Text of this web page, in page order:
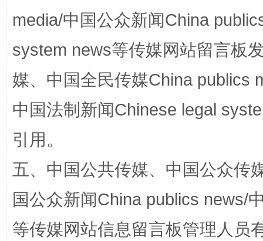
国家大学科技园优化重塑工作
扯下公款旅游的“隐身衣” 如何以
media/中国公众新闻China
system news等传媒网站留言板
媒、中国全民传媒China publics
中国法制新闻Chinese legal
引用。
五、中国公共传媒、中国公众传
国公众新闻China publics news/
等传媒网站信息留言板管理人员